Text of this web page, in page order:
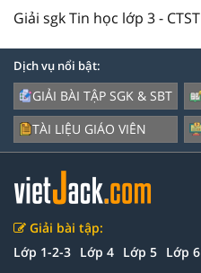
Giải sgk Tin học lớp 3 - CTST
Dịch vụ nổi bật:
GIẢI BÀI TẬP SGK & SBT
TÀI LIỆU GIÁO VIÊN
Giải bài tập:
Lớp 1-2-3 Lớp 4 Lớp 5 Lớp 6